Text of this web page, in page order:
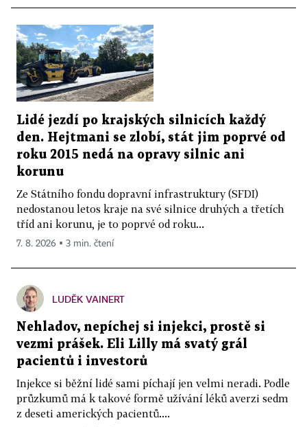
Lidé jezdí po krajských silnicích každý
den. Hejtmani se zlobí, stát jim poprvé od
roku 2015 nedá na opravy silnic ani
korunu
Ze Státního fondu dopravní infrastruktury (SFDI)
nedostanou letos kraje na své silnice druhých a třetích
tříd ani korunu, je to poprvé od roku...
7. 8. 2026 ▪ 3 min. čtení
LUDĚK VAINERT
Nehladov, nepíchej si injekci, prostě si
vezmi prášek. Eli Lilly má svatý grál
pacientů i investorů
Injekce si běžní lidé sami píchají jen velmi neradi. Podle
průzkumů má k takové formě užívání léků averzi sedm
z deseti amerických pacientů....